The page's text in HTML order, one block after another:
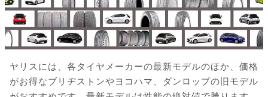
ヤリスには、各タイヤメーカーの最新モデルのほか、価格
がお得なブリヂストンやヨコハマ、ダンロップの旧モデル